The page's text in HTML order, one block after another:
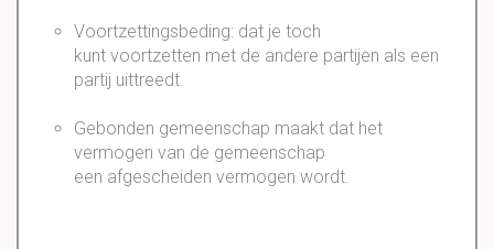
Voortzettingsbeding: dat je toch
kunt voortzetten met de andere partijen als een
partij uittreedt.
Gebonden gemeenschap maakt dat het
vermogen van de gemeenschap
een afgescheiden vermogen wordt.